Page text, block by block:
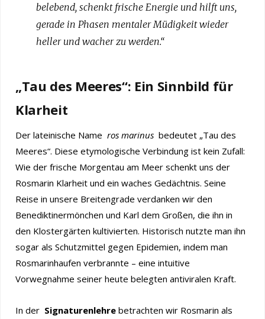
belebend, schenkt frische Energie und hilft uns,
gerade in Phasen mentaler Müdigkeit wieder
heller und wacher zu werden.“
„Tau des Meeres“: Ein Sinnbild für
Klarheit
Der lateinische Name ros marinus bedeutet „Tau des
Meeres“. Diese etymologische Verbindung ist kein Zufall:
Wie der frische Morgentau am Meer schenkt uns der
Rosmarin Klarheit und ein waches Gedächtnis. Seine
Reise in unsere Breitengrade verdanken wir den
Benediktinermönchen und Karl dem Großen, die ihn in
den Klostergärten kultivierten. Historisch nutzte man ihn
sogar als Schutzmittel gegen Epidemien, indem man
Rosmarinhaufen verbrannte – eine intuitive
Vorwegnahme seiner heute belegten antiviralen Kraft.
In der Signaturenlehre betrachten wir Rosmarin als